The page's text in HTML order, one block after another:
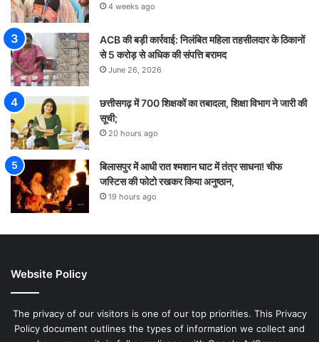
4 weeks ago
ACB की बड़ी कार्रवाई: निलंबित महिला तहसीलदार के ठिकानों
से 5 करोड़ से अधिक की संपत्ति बरामद
June 26, 2026
छत्तीसगढ़ में 700 शिक्षकों का तबादला, शिक्षा विभाग ने जारी की
सूची;
20 hours ago
बिलासपुर में आधी रात श्मशान घाट में तंत्र साधना! चीफ
जस्टिस की फोटो रखकर किया अनुष्ठान,
19 hours ago
Website Policy
The privacy of our visitors is one of our top priorities. This Privacy
Policy document outlines the types of information we collect and